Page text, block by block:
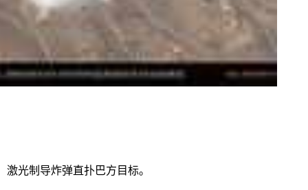
光制导炸弹直扑巴方目标。